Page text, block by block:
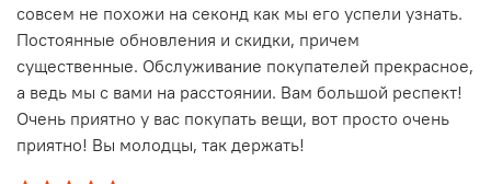
совсем не похожи на секонд как мы его успели узнать.
Постоянные обновления и скидки, причем
существенные. Обслуживание покупателей прекрасное,
а ведь мы с вами на расстоянии. Вам большой респект!
Очень приятно у вас покупать вещи, вот просто очень
приятно! Вы молодцы, так держать!